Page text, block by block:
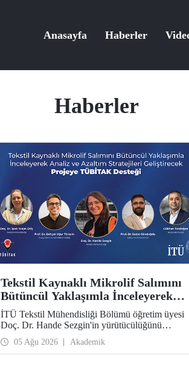
Anasayfa Haberler
Haberler
Tekstil Kaynaklı Mikrolif Salımını
Bütüncül Yaklaşımla İnceleyerek
Analiz ve Azaltım Stratejileri
Geliştirecek Projeye TÜBİTAK
Desteği
İTÜ Tekstil Mühendisliği Bölümü öğretim üyesi
Doç. Dr. Hande Sezgin'in yürütücülüğünü
üstlendiği “Sürdürülebilir Pamuk ve Polyester
Esaslı Tekstil Ürünlerinde Kullanım Koşullarına
Bağlı Mikrolif Salımı: Aşınma, UV Maruziyeti
05 Ağu 2026 Akademik